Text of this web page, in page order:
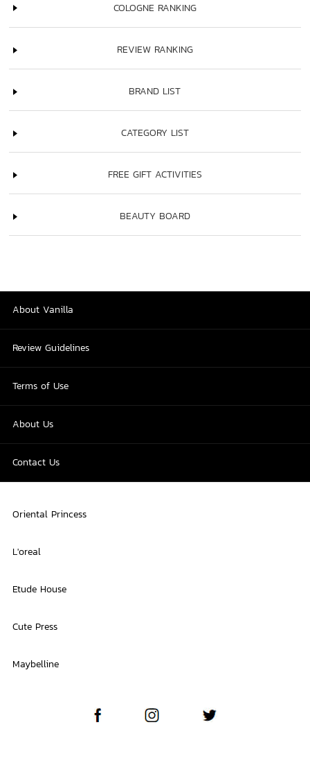
COLOGNE RANKING
REVIEW RANKING
BRAND LIST
CATEGORY LIST
FREE GIFT ACTIVITIES
BEAUTY BOARD
About Vanilla
Review Guidelines
Terms of Use
About Us
Contact Us
Oriental Princess
L'oreal
Etude House
Cute Press
Maybelline